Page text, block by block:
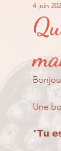
Info Métier
En quoi
4 juin
Une
"𝗧𝘂